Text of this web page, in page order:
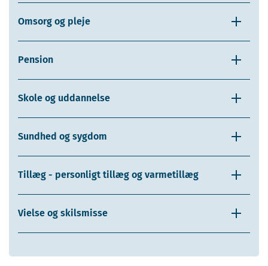
Omsorg og pleje
Pension
Skole og uddannelse
Sundhed og sygdom
Tillæg - personligt tillæg og varmetillæg
Vielse og skilsmisse